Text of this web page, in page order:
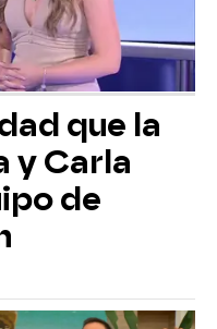
que la
y Carla
de